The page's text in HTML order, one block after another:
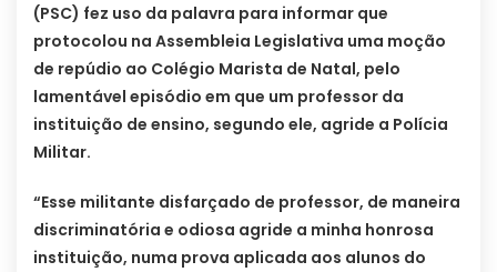
(PSC) fez uso da palavra para informar que
protocolou na Assembleia Legislativa uma moção
de repúdio ao Colégio Marista de Natal, pelo
lamentável episódio em que um professor da
instituição de ensino, segundo ele, agride a Polícia
Militar.
“Esse militante disfarçado de professor, de maneira
discriminatória e odiosa agride a minha honrosa
instituição, numa prova aplicada aos alunos do